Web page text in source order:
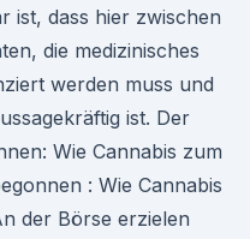
ist, dass hier zwischen
die medizinisches
werden muss und
ist. Der
Wie Cannabis zum
: Wie Cannabis
der Börse erzielen